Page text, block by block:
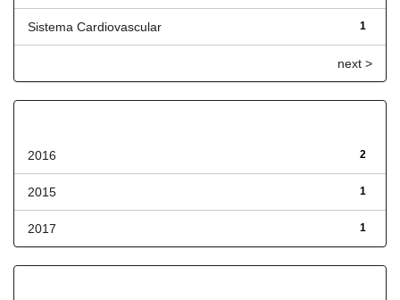
1
Sistema Cardiovascular
next >
2
2016
1
2015
1
2017